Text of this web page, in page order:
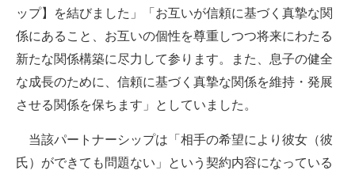
ップ】を結びました」「お互いが信頼に基づく真摯な関
係にあること、お互いの個性を尊重しつつ将来にわたる
新たな関係構築に尽力して参ります。また、息子の健全
な成長のために、信頼に基づく真摯な関係を維持・発展
させる関係を保ちます」としていました。
当該パートナーシップは「相手の希望により彼女（彼
氏）ができても問題ない」という契約内容になっている